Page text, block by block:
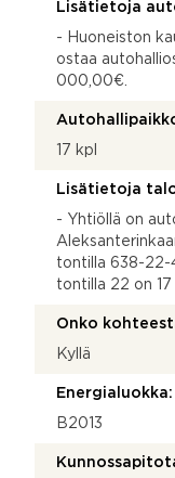
Lisätietoja
- Huoneiston
ostaa
000,00€.
17 kpl
Lisätietoja
- Yhtiöllä on
tontilla 638-22-
tontilla 22 on 17
Onko
Kyllä
Energialuokka:
B2013